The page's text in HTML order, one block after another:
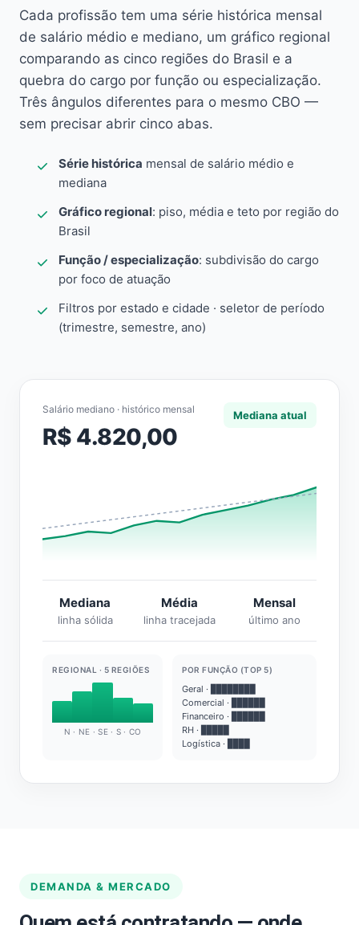
Cada profissão tem uma série histórica mensal
de salário médio e mediano, um gráfico regional
comparando as cinco regiões do Brasil e a
quebra do cargo por função ou especialização.
Três ângulos diferentes para o mesmo CBO —
sem precisar abrir cinco abas.
Série histórica mensal de salário médio e
mediana
Gráfico regional: piso, média e teto por região do
Brasil
Função / especialização: subdivisão do cargo
por foco de atuação
Filtros por estado e cidade · seletor de período
(trimestre, semestre, ano)
Salário mediano · histórico mensal
R$ 4.820,00
Mediana atual
Mediana
linha sólida
Média
linha tracejada
Mensal
último ano
REGIONAL · 5 REGIÕES
N · NE · SE · S · CO
POR FUNÇÃO (TOP 5)
Geral · ████████
Comercial · ██████
Financeiro · ██████
RH · █████
Logística · ████
DEMANDA & MERCADO